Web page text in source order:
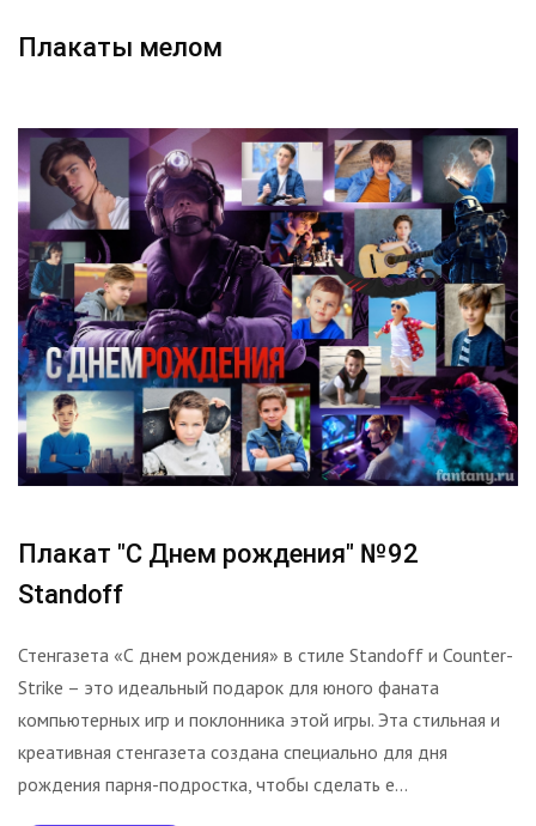
Плакаты мелом
Плакат "С Днем рождения" №92
Standoff
Стенгазета «С днем рождения» в стиле Standoff и Counter-
Strike – это идеальный подарок для юного фаната
компьютерных игр и поклонника этой игры. Эта стильная и
креативная стенгазета создана специально для дня
рождения парня-подростка, чтобы сделать е...